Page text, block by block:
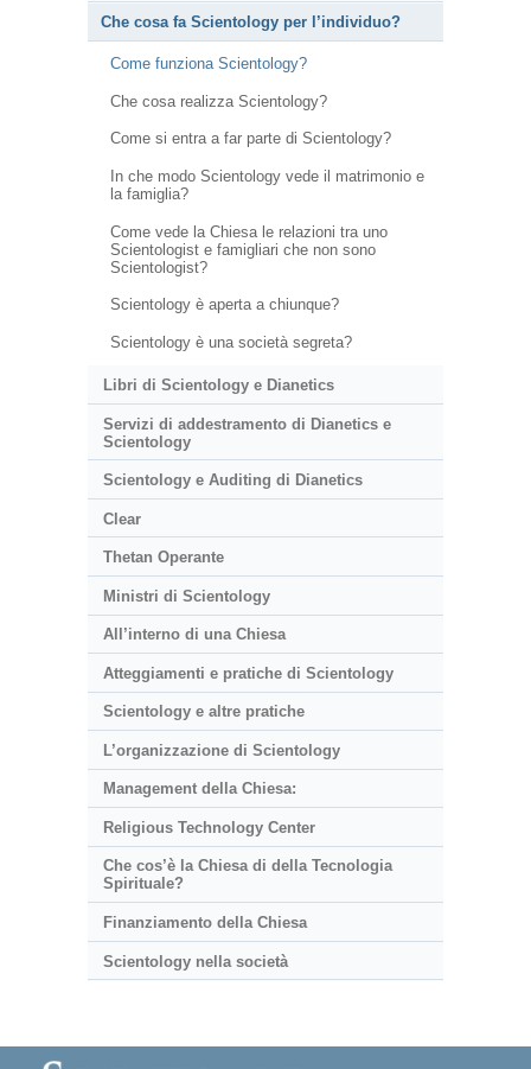
Che cosa fa Scientology per l’individuo?
Come funziona Scientology?
Che cosa realizza Scientology?
Come si entra a far parte di Scientology?
In che modo Scientology vede il matrimonio e
la famiglia?
Come vede la Chiesa le relazioni tra uno
Scientologist e famigliari che non sono
Scientologist?
Scientology è aperta a chiunque?
Scientology è una società segreta?
Libri di Scientology e Dianetics
Servizi di addestramento di Dianetics e
Scientology
Scientology e Auditing di Dianetics
Clear
Thetan Operante
Ministri di Scientology
All’interno di una Chiesa
Atteggiamenti e pratiche di Scientology
Scientology e altre pratiche
L’organizzazione di Scientology
Management della Chiesa:
Religious Technology Center
Che cos’è la Chiesa di della Tecnologia
Spirituale?
Finanziamento della Chiesa
Scientology nella società